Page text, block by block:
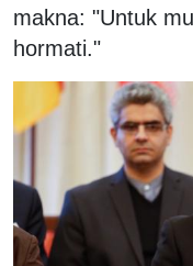
makna: "Untuk
hormati."